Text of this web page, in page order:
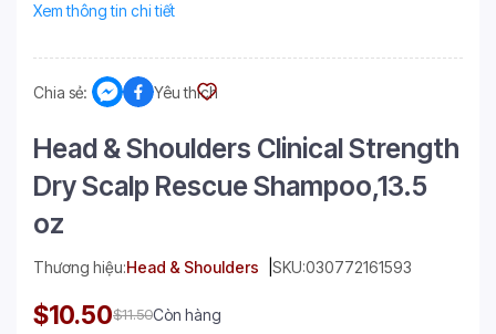
Xem thông tin chi tiết
Chia sẻ: Yêu thích
Head & Shoulders Clinical Strength
Dry Scalp Rescue Shampoo,13.5
oz
Thương hiệu:Head & Shoulders SKU:030772161593
$10.50$11.50Còn hàng